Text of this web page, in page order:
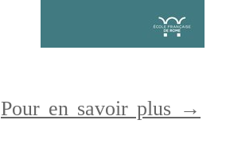
Pour en savoir plus →